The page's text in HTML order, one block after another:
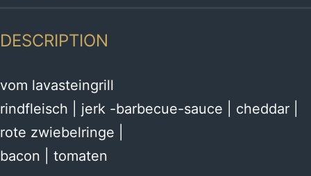
DESCRIPTION
vom lavasteingrill
rindfleisch | jerk -barbecue-sauce | cheddar |
rote zwiebelringe |
bacon | tomaten